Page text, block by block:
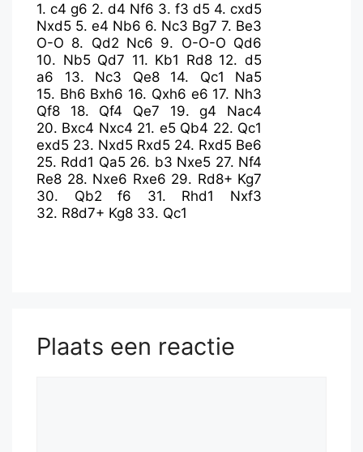
1. c4 g6 2. d4 Nf6 3. f3 d5 4. cxd5
Nxd5 5. e4 Nb6 6. Nc3 Bg7 7. Be3
O-O 8. Qd2 Nc6 9. O-O-O Qd6
10. Nb5 Qd7 11. Kb1 Rd8 12.d5
a6
13. Nc3 Qe8 14. Qc1
Na5
15. Bh6 Bxh6 16. Qxh6 e6 17. Nh3
Qf8
18. Qf4 Qe7 19.g4
Nac4
20. Bxc4 Nxc4 21. e5 Qb4 22. Qc1
exd5 23. Nxd5 Rxd5 24. Rxd5 Be6
25. Rdd1 Qa5 26. b3 Nxe5 27. Nf4
Re8 28. Nxe6 Rxe6 29. Rd8+ Kg7
30. Qb2 f6 31. Rhd1
Nxf3
32. R8d7+ Kg8 33. Qc1
Plaats een reactie